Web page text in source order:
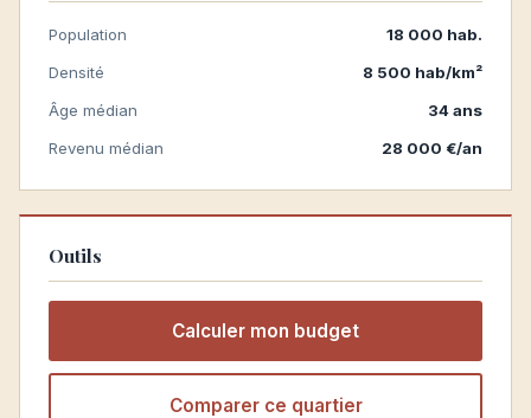
Population
18 000 hab.
Densité
8 500 hab/km²
Âge médian
34 ans
Revenu médian
28 000 €/an
Outils
Calculer mon budget
Comparer ce quartier